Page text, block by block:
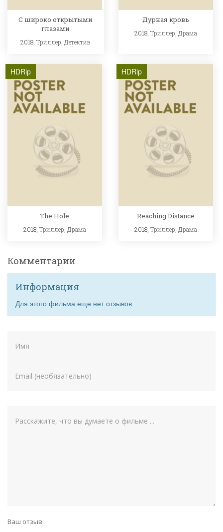
С широко открытыми
глазами
2018,Триллер Детектив
Дурная кровь
2018,Триллер Драма
HDRip
The Hole
2018, Триллер Драма
HDRip
Reaching Distance
2018,Триллер Драма
Комментарии
Информация
Для этого фильма еще нет отзывов
Ваш отзыв